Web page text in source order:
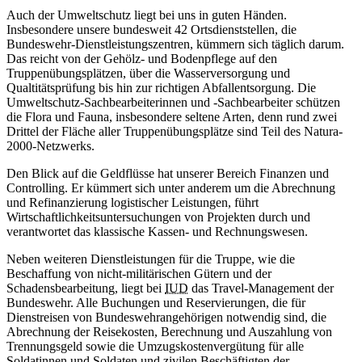
Auch der Umweltschutz liegt bei uns in guten Händen.
Insbesondere unsere bundesweit 42 Ortsdienststellen, die
Bundeswehr-Dienstleistungszentren, kümmern sich täglich darum.
Das reicht von der Gehölz- und Bodenpflege auf den
Truppenübungsplätzen, über die Wasserversorgung und
Qualtitätsprüfung bis hin zur richtigen Abfallentsorgung. Die
Umweltschutz-Sachbearbeiterinnen und -Sachbearbeiter schützen
die Flora und Fauna, insbesondere seltene Arten, denn rund zwei
Drittel der Fläche aller Truppenübungsplätze sind Teil des Natura-
2000-Netzwerks.
Den Blick auf die Geldflüsse hat unserer Bereich Finanzen und
Controlling. Er kümmert sich unter anderem um die Abrechnung
und Refinanzierung logistischer Leistungen, führt
Wirtschaftlichkeitsuntersuchungen von Projekten durch und
verantwortet das klassische Kassen- und Rechnungswesen.
Neben weiteren Dienstleistungen für die Truppe, wie die
Beschaffung von nicht-militärischen Gütern und der
Schadensbearbeitung, liegt bei IUD das Travel-Management der
Bundeswehr. Alle Buchungen und Reservierungen, die für
Dienstreisen von Bundeswehrangehörigen notwendig sind, die
Abrechnung der Reisekosten, Berechnung und Auszahlung von
Trennungsgeld sowie die Umzugskostenvergütung für alle